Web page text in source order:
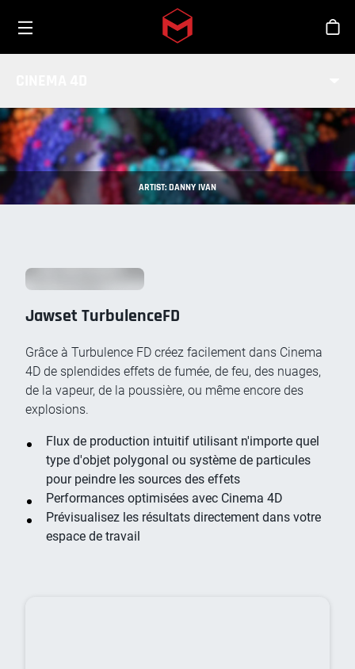
Skip to main content
ARTIST: DANNY IVAN
Jawset TurbulenceFD
Grâce à Turbulence FD créez facilement dans Cinema
4D de splendides effets de fumée, de feu, des nuages,
de la vapeur, de la poussière, ou même encore des
explosions.
Flux de production intuitif utilisant n'importe quel
type d'objet polygonal ou système de particules
pour peindre les sources des effets
Performances optimisées avec Cinema 4D
Prévisualisez les résultats directement dans votre
espace de travail